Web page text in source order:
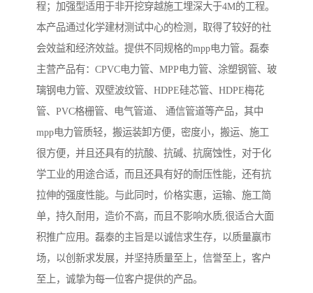
程；加强型适用于非开挖穿越施工埋深大于4M的工程。
本产品通过化学建材测试中心的检测，取得了较好的社
会效益和经济效益。提供不同规格的mpp电力管。磊泰
主营产品有：CPVC电力管、MPP电力管、涂塑钢管、玻
璃钢电力管、双壁波纹管、HDPE硅芯管、HDPE梅花
管、PVC格栅管、电气管道、 通信管道等产品，其中
mpp电力管质轻，搬运装卸方便，密度小，搬运、施工
很方便，并且还具有的抗酸、抗碱、抗腐蚀性，对于化
学工业的用途合适，而且还具有好的耐压性能，还有抗
拉伸的强度性能。与此同时，价格实惠，运输、施工简
单，持久耐用，造价不高，而且不影响水质,很适合大面
积推广应用。磊泰的主旨是以诚信求生存，以质量赢市
场，以创新求发展，并坚持质量至上，信誉至上，客户
至上，诚挚为每一位客户提供的产品。